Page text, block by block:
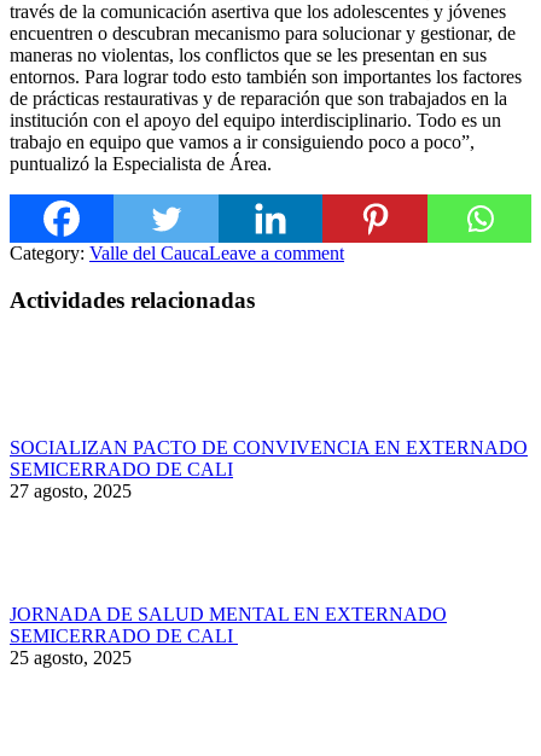
través de la comunicación asertiva que los adolescentes y jóvenes
encuentren o descubran mecanismo para solucionar y gestionar, de
maneras no violentas, los conflictos que se les presentan en sus
entornos. Para lograr todo esto también son importantes los factores
de prácticas restaurativas y de reparación que son trabajados en la
institución con el apoyo del equipo interdisciplinario. Todo es un
trabajo en equipo que vamos a ir consiguiendo poco a poco”,
puntualizó la Especialista de Área.
Category: Valle del CaucaLeave a comment
Actividades relacionadas
SOCIALIZAN PACTO DE CONVIVENCIA EN EXTERNADO
SEMICERRADO DE CALI
27 agosto, 2025
JORNADA DE SALUD MENTAL EN EXTERNADO
SEMICERRADO DE CALI
25 agosto, 2025